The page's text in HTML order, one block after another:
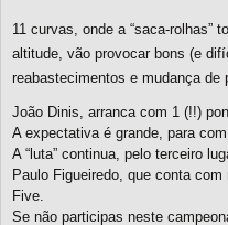
11 curvas, onde a “saca-rolhas”
altitude, vão provocar bons (e
reabastecimentos e mudança de
João Dinis, arranca com 1 (!!)
A expectativa é grande, para
A “luta” continua, pelo terceiro
Paulo Figueiredo, que conta
Five.
Se não participas neste